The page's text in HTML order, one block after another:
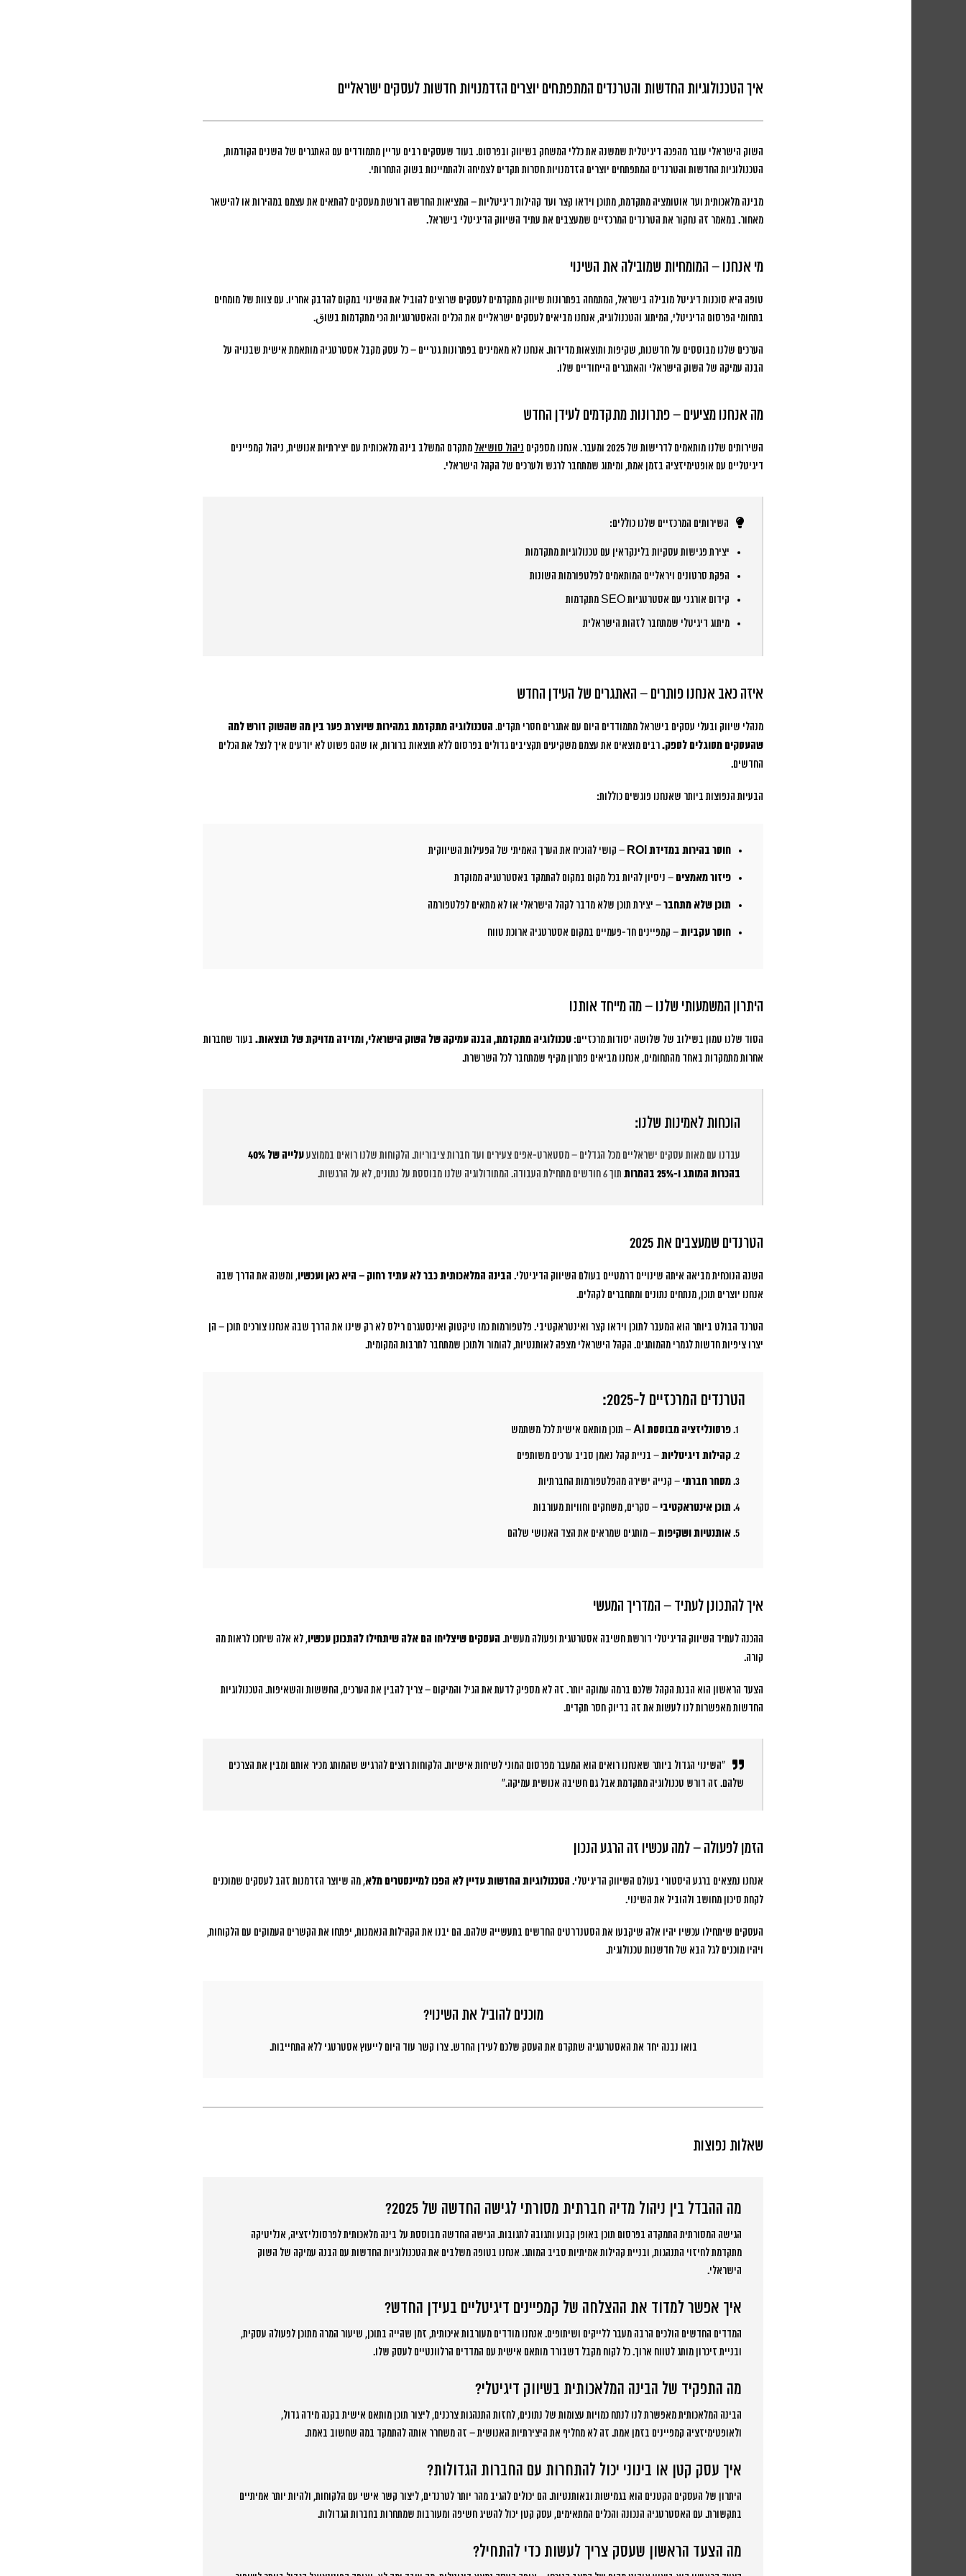
איך הטכנולוגיות החדשות והטרנדים המתפתחים יוצרים הזדמנויות חדשות לעסקים ישראליים
השוק הישראלי עובר מהפכה דיגיטלית שמשנה את כללי המשחק בשיווק ובפרסום. בעוד שעסקים רבים עדיין מתמודדים עם האתגרים של השנים הקודמות,
הטכנולוגיות החדשות והטרנדים המתפתחים יוצרים הזדמנויות חסרות תקדים לצמיחה ולהתמיינות בשוק התחרותי.
מבינה מלאכותית ועד אוטומציה מתקדמת, מתוכן וידאו קצר ועד קהילות דיגיטליות – המציאות החדשה דורשת מעסקים להתאים את עצמם במהירות או להישאר
מאחור. במאמר זה נחקור את הטרנדים המרכזיים שמעצבים את עתיד השיווק הדיגיטלי בישראל.
מי אנחנו – המומחיות שמובילה את השינוי
טופה היא סוכנות דיגיטל מובילה בישראל, המתמחה בפתרונות שיווק מתקדמים לעסקים שרוצים להוביל את השינוי במקום להדבק אחריו. עם צוות של מומחים
בתחומי הפרסום הדיגיטלי, המיתוג והטכנולוגיה, אנחנו מביאים לעסקים ישראליים את הכלים והאסטרטגיות הכי מתקדמות בשוق.
הערכים שלנו מבוססים על חדשנות, שקיפות ותוצאות מדידות. אנחנו לא מאמינים בפתרונות גנריים – כל עסק מקבל אסטרטגיה מותאמת אישית שבנויה על
הבנה עמיקה של השוק הישראלי והאתגרים הייחודיים שלו.
מה אנחנו מציעים – פתרונות מתקדמים לעידן החדש
השירותים שלנו מותאמים לדרישות של 2025 ומעבר. אנחנו מספקים ניהול סושיאל מתקדם המשלב בינה מלאכותית עם יצירתיות אנושית, ניהול קמפיינים
דיגיטליים עם אופטימיזציה בזמן אמת, ומיתוג שמתחבר לרגש ולערכים של הקהל הישראלי.
השירותים המרכזיים שלנו כוללים:
יצירת פגישות עסקיות בלינקדאין עם טכנולוגיות מתקדמות
הפקת סרטונים ויראליים המותאמים לפלטפורמות השונות
קידום אורגני עם אסטרטגיות SEO מתקדמות
מיתוג דיגיטלי שמתחבר לזהות הישראלית
איזה כאב אנחנו פותרים – האתגרים של העידן החדש
מנהלי שיווק ובעלי עסקים בישראל מתמודדים היום עם אתגרים חסרי תקדים. הטכנולוגיה מתקדמת במהירות שיוצרת פער בין מה שהשוק דורש למה
שהעסקים מסוגלים לספק.רבים מוצאים את עצמם משקיעים תקציבים גדולים בפרסום ללא תוצאות ברורות, או שהם פשוט לא יודעים איך לנצל את הכלים
החדשים.
הבעיות הנפוצות ביותר שאנחנו פוגשים כוללות:
חוסר בהירות במדידת ROI – קושי להוכיח את הערך האמיתי של הפעילות השיווקית
פיזור מאמצים – ניסיון להיות בכל מקום במקום להתמקד באסטרטגיה ממוקדת
תוכן שלא מתחבר– יצירת תוכן שלא מדבר לקהל הישראלי או לא מתאים לפלטפורמה
חוסר עקביות– קמפיינים חד-פעמיים במקום אסטרטגיה ארוכת טווח
היתרון המשמעותי שלנו – מה מייחד אותנו
הסוד שלנו טמון בשילוב של שלושה יסודות מרכזיים: טכנולוגיה מתקדמת, הבנה עמיקה של השוק הישראלי, ומדידה מדויקת של תוצאות. בעוד שחברות
אחרות מתמקדות באחד מהתחומים, אנחנו מביאים פתרון מקיף שמתחבר לכל השרשרת.
הוכחות לאמינות שלנו:
עבדנו עם מאות עסקים ישראליים מכל הגדלים – מסטארט-אפים צעירים ועד חברות ציבוריות. הלקוחות שלנו רואים בממוצע
עלייה של 40%
בהכרות המותג ו-25% בהמרות
תוך 6 חודשים מתחילת העבודה. המתודולוגיה שלנו מבוססת על נתונים, לא על הרגשות.
הטרנדים שמעצבים את 2025
השנה הנוכחית מביאה איתה שינויים דרמטיים בעולם השיווק הדיגיטלי. הבינה המלאכותית כבר לא עתיד רחוק – היא כאן ועכשיו, ומשנה את הדרך שבה
אנחנו יוצרים תוכן, מנתחים נתונים ומתחברים לקהלים.
הטרנד הבולט ביותר הוא המעבר לתוכן וידאו קצר ואינטראקטיבי. פלטפורמות כמו טיקטוק ואינסטגרם רילס לא רק שינו את הדרך שבה אנחנו צורכים תוכן – הן
יצרו ציפיות חדשות לגמרי מהמותגים. הקהל הישראלי מצפה לאותנטיות, להומור ולתוכן שמתחבר לתרבות המקומית.
הטרנדים המרכזיים ל-2025:
פרסונליזציה מבוססת AI – תוכן מותאם אישית לכל משתמש
קהילות דיגיטליות– בניית קהל נאמן סביב ערכים משותפים
מסחר חברתי – קנייה ישירה מהפלטפורמות החברתיות
תוכן אינטראקטיבי – סקרים, משחקים וחוויות מעורבות
אותנטיות ושקיפות– מותגים שמראים את הצד האנושי שלהם
איך להתכונן לעתיד – המדריך המעשי
ההכנה לעתיד השיווק הדיגיטלי דורשת חשיבה אסטרטגית ופעולה מעשית. העסקים שיצליחו הם אלה שיתחילו להתכונן עכשיו, לא אלה שיחכו לראות מה
קורה.
הצעד הראשון הוא הבנת הקהל שלכם ברמה עמוקה יותר. זה לא מספיק לדעת את הגיל והמיקום – צריך להבין את הערכים, החששות והשאיפות. הטכנולוגיות
החדשות מאפשרות לנו לעשות את זה בדיוק חסר תקדים.
“השינוי הגדול ביותר שאנחנו רואים הוא המעבר מפרסום המוני לשיחות אישיות. הלקוחות רוצים להרגיש שהמותג מכיר אותם ומבין את הצרכים
שלהם. זה דורש טכנולוגיה מתקדמת אבל גם חשיבה אנושית עמיקה.”
הזמן לפעולה – למה עכשיו זה הרגע הנכון
אנחנו נמצאים ברגע היסטורי בעולם השיווק הדיגיטלי. הטכנולוגיות החדשות עדיין לא הפכו למיינסטרים מלא, מה שיוצר הזדמנות זהב לעסקים שמוכנים
לקחת סיכון מחושב ולהוביל את השינוי.
העסקים שיתחילו עכשיו יהיו אלה שיקבעו את הסטנדרטים החדשים בתעשייה שלהם. הם יבנו את הקהילות הנאמנות, יפתחו את הקשרים העמוקים עם הלקוחות,
ויהיו מוכנים לגל הבא של חדשנות טכנולוגית.
מוכנים להוביל את השינוי?
בואו נבנה יחד את האסטרטגיה שתקדם את העסק שלכם לעידן החדש. צרו קשר עוד היום לייעוץ אסטרטגי ללא התחייבות.
שאלות נפוצות
מה ההבדל בין ניהול מדיה חברתית מסורתי לגישה החדשה של 2025?
הגישה המסורתית התמקדה בפרסום תוכן באופן קבוע ותגובה לתגובות. הגישה החדשה מבוססת על בינה מלאכותית לפרסונליזציה, אנליטיקה
מתקדמת לחיזוי התנהגות, ובניית קהילות אמיתיות סביב המותג. אנחנו בטופה משלבים את הטכנולוגיות החדשות עם הבנה עמיקה של השוק
הישראלי.
איך אפשר למדוד את ההצלחה של קמפיינים דיגיטליים בעידן החדש?
המדדים החדשים הולכים הרבה מעבר ללייקים ושיתופים. אנחנו מודדים מעורבות איכותית, זמן שהייה בתוכן, שיעור המרה מתוכן לפעולה עסקית,
ובניית זיכרון מותג לטווח ארוך. כל לקוח מקבל דשבורד מותאם אישית עם המדדים הרלוונטיים לעסק שלו.
מה התפקיד של הבינה המלאכותית בשיווק דיגיטלי?
הבינה המלאכותית מאפשרת לנו לנתח כמויות עצומות של נתונים, לחזות התנהגות צרכנים, ליצור תוכן מותאם אישית בקנה מידה גדול,
ולאופטימיזציה קמפיינים בזמן אמת. זה לא מחליף את היצירתיות האנושית – זה משחרר אותה להתמקד במה שחשוב באמת.
איך עסק קטן או בינוני יכול להתחרות עם החברות הגדולות?
היתרון של העסקים הקטנים הוא בגמישות ובאותנטיות. הם יכולים להגיב מהר יותר לטרנדים, ליצור קשר אישי עם הלקוחות, ולהיות יותר אמיתיים
בתקשורת. עם האסטרטגיה הנכונה והכלים המתאימים, עסק קטן יכול להשיג חשיפה ומעורבות שמתחרות בחברות הגדולות.
מה הצעד הראשון שעסק צריך לעשות כדי להתחיל?